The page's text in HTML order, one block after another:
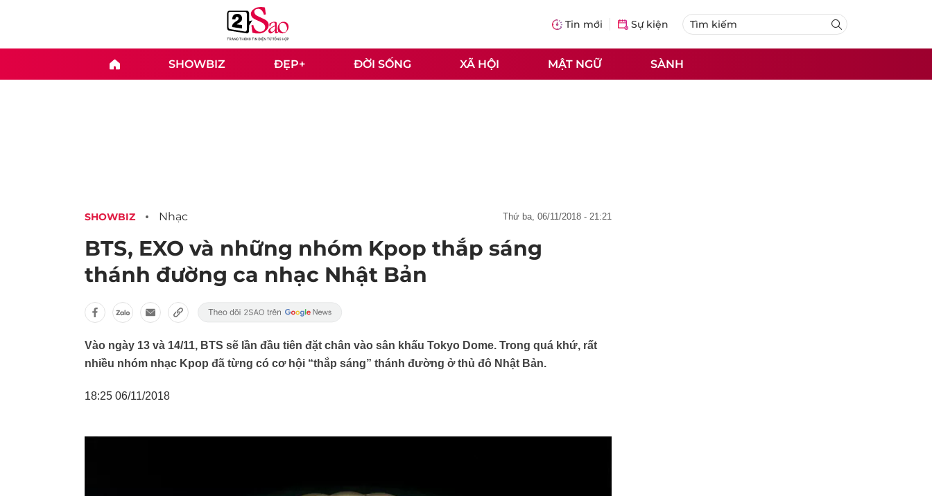
Tin mới Sự kiện
SHOWBIZ ĐẸP+ ĐỜI SỐNG XÃ HỘI MẬT NGỮ SÀNH
SHOWBIZ Nhạc thứ ba, 06/11/2018 - 21:21
BTS, EXO và những nhóm Kpop thắp sáng
thánh đường ca nhạc Nhật Bản
Vào ngày 13 và 14/11, BTS sẽ lần đầu tiên đặt chân vào sân khấu Tokyo Dome. Trong quá khứ, rất
nhiều nhóm nhạc Kpop đã từng có cơ hội “thắp sáng” thánh đường ở thủ đô Nhật Bản.
18:25 06/11/2018